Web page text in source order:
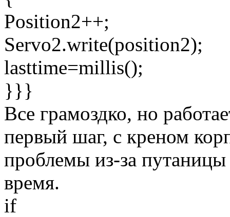
Position2++;
Servo2.write(position2);
lasttime=millis();
}}}
Все грамоздко, но
первый шаг, с креном
проблемы из-за
время.
if